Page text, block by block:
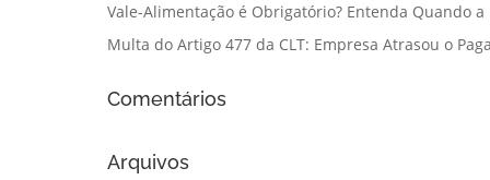
Vale-Alimentação é Obrigatório? Entenda Quando
Multa do Artigo 477 da CLT: Empresa Atrasou o
Comentários
Arquivos